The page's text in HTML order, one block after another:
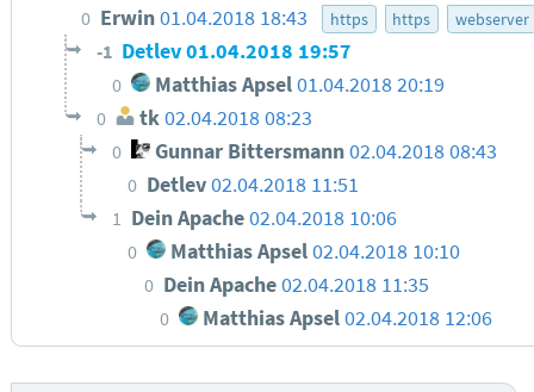
0 Erwin01.04.2018 18:43 https https webserver
-1 Detlev01.04.2018 19:57
0 Matthias Apsel01.04.2018 20:19
0 tk02.04.2018 08:23
0 Gunnar Bittersmann02.04.2018 08:43
0 Detlev02.04.2018 11:51
1 Dein Apache02.04.2018 10:06
0 Matthias Apsel02.04.2018 10:10
0 Dein Apache02.04.2018 11:35
0 Matthias Apsel 02.04.2018 12:06